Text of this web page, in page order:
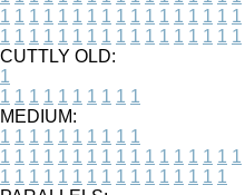
1 1 1 1 1 1 1 1 1 1 1 1 1 1 1 1 1
1 1 1 1 1 1 1 1 1 1 1 1 1 1 1 1 1
CUTTLY OLD:
1
1 1 1 1 1 1 1 1 1 1
MEDIUM:
1 1 1 1 1 1 1 1 1 1
1 1 1 1 1 1 1 1 1 1 1 1 1 1 1 1 1
1 1 1 1 1 1 1 1 1 1 1 1 1 1 1 1